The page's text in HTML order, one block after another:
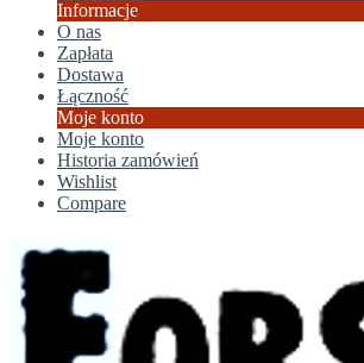
Informacje
O nas
Zapłata
Dostawa
Łączność
Moje konto
Moje konto
Historia zamówień
Wishlist
Compare